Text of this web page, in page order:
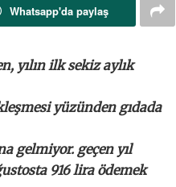
Whatsapp'da paylaş
yılın ilk sekiz aylık
yüzünden gıdada
gelmiyor. geçen yıl
916 lira ödemek